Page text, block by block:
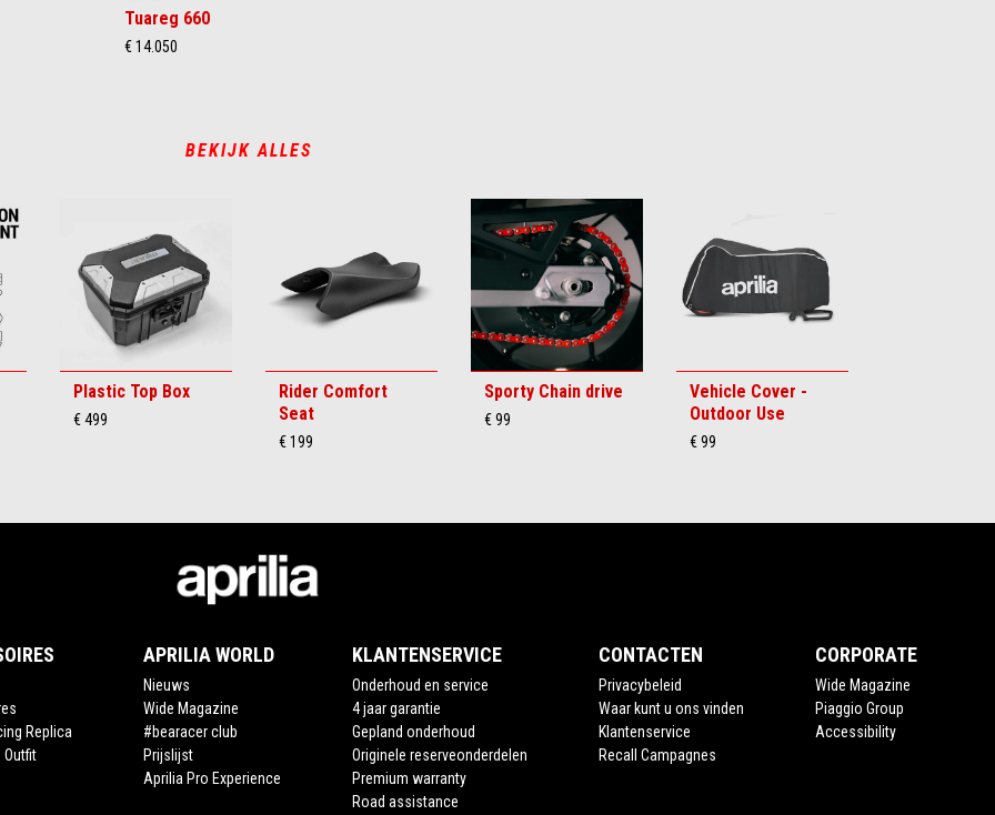
Tuareg 660
€ 14.050
BEKIJK ALLES
Plastic Top Box
€ 499
Rider Comfort
Seat
€ 199
Sporty Chain drive
€ 99
Vehicle Cover -
Outdoor Use
€ 99
Replica
Outfit
APRILIA WORLD
Nieuws
Wide Magazine
#bearacer club
Prijslijst
Aprilia Pro Experience
KLANTENSERVICE
Onderhoud en service
4 jaar garantie
Gepland onderhoud
Originele reserveonderdelen
Premium warranty
Road assistance
CONTACTEN
Privacybeleid
Waar kunt u ons vinden
Klantenservice
Recall Campagnes
CORPORATE
Wide Magazine
Piaggio Group
Accessibility